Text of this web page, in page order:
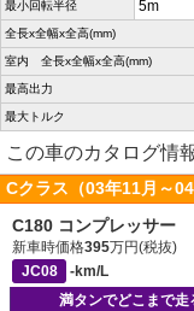
最小回転半径 5m
全長x全幅x全高(mm)
室内 全長x全幅x全高(mm)
最高出力
最大トルク
この車のカタログ情
Cクラス（03年11月～
C180 コンプレッサー
新車時価格395万円(税抜)
JC08
-km/L
満タンでどこまで走